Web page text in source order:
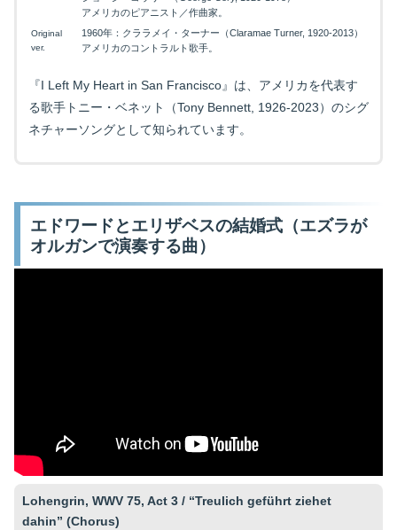
アメリカのピアニスト／作曲家。
Original
ver.
1960年：クララメイ・ターナー（Claramae Turner, 1920-2013）
アメリカのコントラルト歌手。
『I Left My Heart in San Francisco』は、アメリカを代表す
る歌手トニー・ベネット（Tony Bennett, 1926-2023）のシグ
ネチャーソングとして知られています。
エドワードとエリザベスの結婚式（エズラが
オルガンで演奏する曲）
Lohengrin, WWV 75, Act 3 / “Treulich geführt ziehet
dahin” (Chorus)